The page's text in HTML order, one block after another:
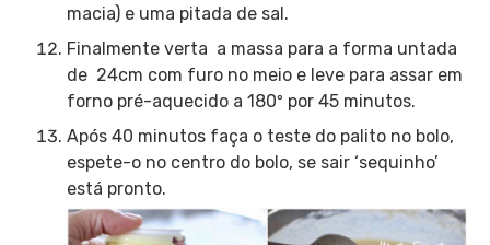
macia) e uma pitada de sal.
Finalmente verta a massa para a forma untada
de 24cm com furo no meio e leve para assar em
forno pré-aquecido a 180º por 45 minutos.
Após 40 minutos faça o teste do palito no bolo,
espete-o no centro do bolo, se sair ‘sequinho’
está pronto.